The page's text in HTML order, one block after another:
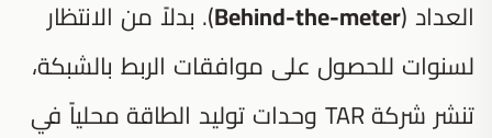
العداد (Behind-the-meter). بدلاً من الانتظار
لسنوات للحصول على موافقات الربط بالشبكة،
تنشر شركة TAR وحدات توليد الطاقة محلياً في